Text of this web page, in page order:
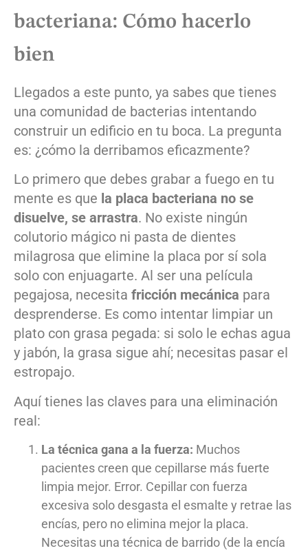
bacteriana: Cómo hacerlo
bien
Llegados a este punto, ya sabes que tienes
una comunidad de bacterias intentando
construir un edificio en tu boca. La pregunta
es: ¿cómo la derribamos eficazmente?
Lo primero que debes grabar a fuego en tu
mente es que la placa bacteriana no se
disuelve, se arrastra. No existe ningún
colutorio mágico ni pasta de dientes
milagrosa que elimine la placa por sí sola
solo con enjuagarte. Al ser una película
pegajosa, necesita fricción mecánica para
desprenderse. Es como intentar limpiar un
plato con grasa pegada: si solo le echas agua
y jabón, la grasa sigue ahí; necesitas pasar el
estropajo.
Aquí tienes las claves para una eliminación
real:
La técnica gana a la fuerza: Muchos
pacientes creen que cepillarse más fuerte
limpia mejor. Error. Cepillar con fuerza
excesiva solo desgasta el esmalte y retrae las
encías, pero no elimina mejor la placa.
Necesitas una técnica de barrido (de la encía